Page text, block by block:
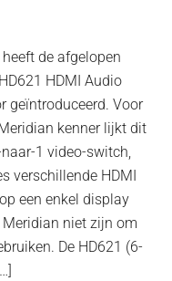
de afgelopen
HDMI Audio
geïntroduceerd. Voor
kenner lijkt dit
1 video-switch,
verschillende HDMI
een enkel display
niet zijn om
De HD621 (6-